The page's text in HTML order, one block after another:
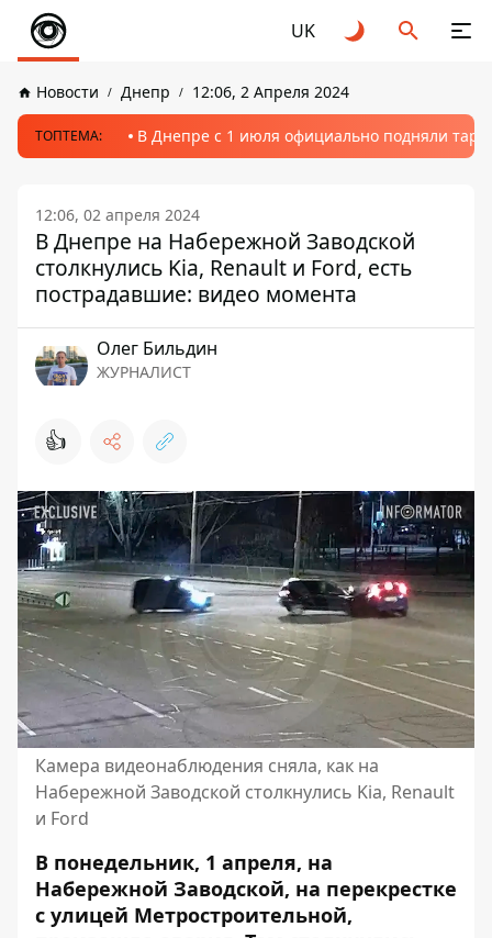
UK
Новости Днепр 12:06, 2 Апреля 2024
ТОПТЕМА: В Днепре с 1 июля официально подняли
12:06, 02 апреля 2024
В Днепре на Набережной Заводской
столкнулись Kia, Renault и Ford, есть
пострадавшие: видео момента
Олег Бильдин
ЖУРНАЛИСТ
👍
Камера видеонаблюдения сняла, как на
Набережной Заводской столкнулись Kia, Renault
и Ford
В понедельник, 1 апреля, на
Набережной Заводской, на перекрестке
с улицей Метростроительной,